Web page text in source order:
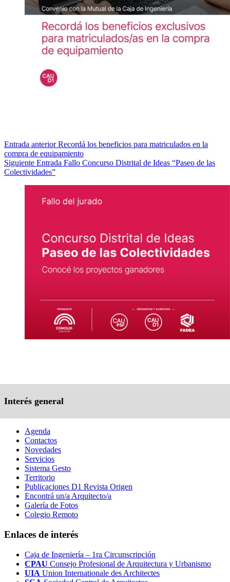
Entrada anteriorRecordá los beneficios para matriculados en la
compra de equipamiento
Siguiente Entrada Fallo Concurso Distrital de Ideas “Paseo de las
Colectividades”
Interés general
Agenda
Contactos
Novedades
Servicios
Sistema Gesto
Territorio
Publicaciones D1 Revista Origen
Encontrá un/a Arquitecto/a
Galería de Fotos
Colegio Remoto
Enlaces de interés
Caja de Ingeniería – 1ra Circunscripción
CPAU Consejo Profesional de Arquitectura y Urbanismo
UIA Union Internationale des Architectes